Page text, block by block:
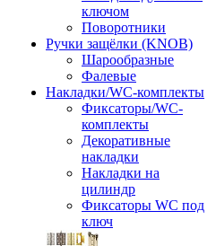
ключом
Поворотники
Ручки защёлки (KNOB)
Шарообразные
Фалевые
Накладки/WC-комплекты
Фиксаторы/WC-
комплекты
Декоративные
накладки
Накладки на
цилиндр
Фиксаторы WC под
ключ